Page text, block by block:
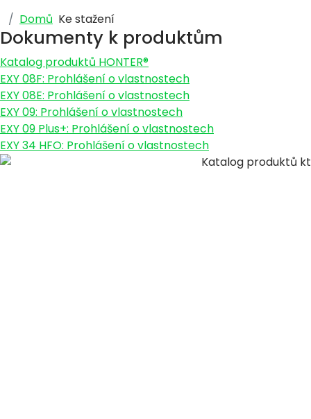
Domů Ke stažení
Dokumenty k produktům
Katalog produktů HONTER®
EXY 08F: Prohlášení o vlastnostech
EXY 08E: Prohlášení o vlastnostech
EXY 09: Prohlášení o vlastnostech
EXY 09 Plus+: Prohlášení o vlastnostech
EXY 34 HFO: Prohlášení o vlastnostech